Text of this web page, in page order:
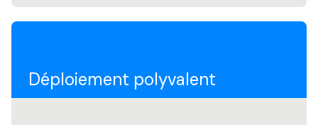
Déploiement polyvalent